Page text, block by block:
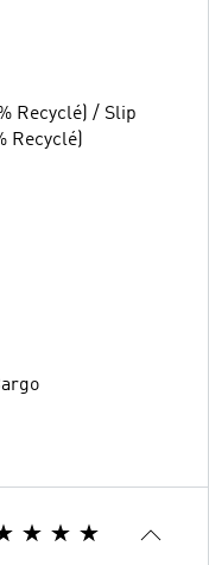
Recyclé) / Slip
Recyclé)